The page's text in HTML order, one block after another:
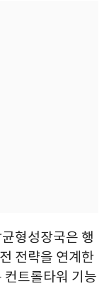
형성장국은 행
전략을 연계한
컨트롤타워 기능